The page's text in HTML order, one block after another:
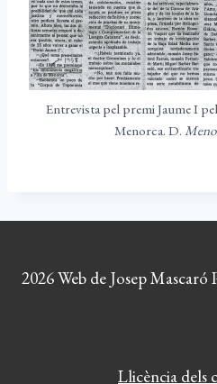
Entrevista pel premi Jaume I
Menorca. D.
2026 Web de Josep Mascaró
Llicència dels